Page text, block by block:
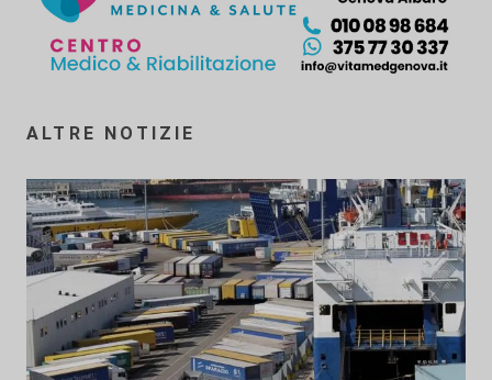
ALTRE NOTIZIE